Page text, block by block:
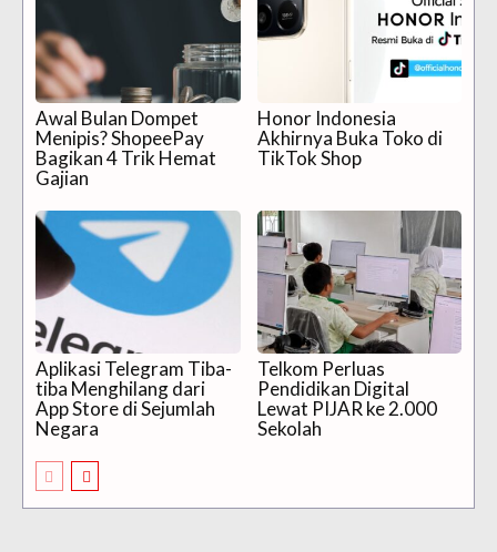
Awal Bulan Dompet
Menipis? ShopeePay
Bagikan 4 Trik Hemat
Gajian
Honor Indonesia
Akhirnya Buka Toko di
TikTok Shop
Aplikasi Telegram Tiba-
tiba Menghilang dari
App Store di Sejumlah
Negara
Telkom Perluas
Pendidikan Digital
Lewat PIJAR ke 2.000
Sekolah